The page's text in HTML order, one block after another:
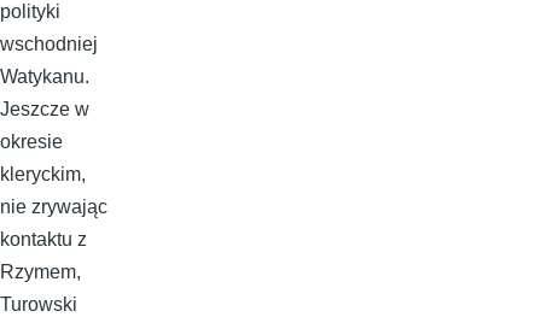
polityki
wschodniej
Watykanu.
Jeszcze w
okresie
kleryckim,
nie zrywając
kontaktu z
Rzymem,
Turowski